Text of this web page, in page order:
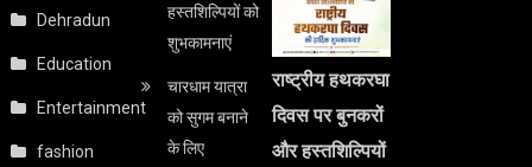
Dehradun
Education
Entertainment
fashion
हस्तशिल्पियों को
शुभकामनाएं
चारधाम यात्रा
को सुगम बनाने
के लिए
राष्ट्रीय हथकरघा
दिवस पर बुनकरों
और हस्तशिल्पियों